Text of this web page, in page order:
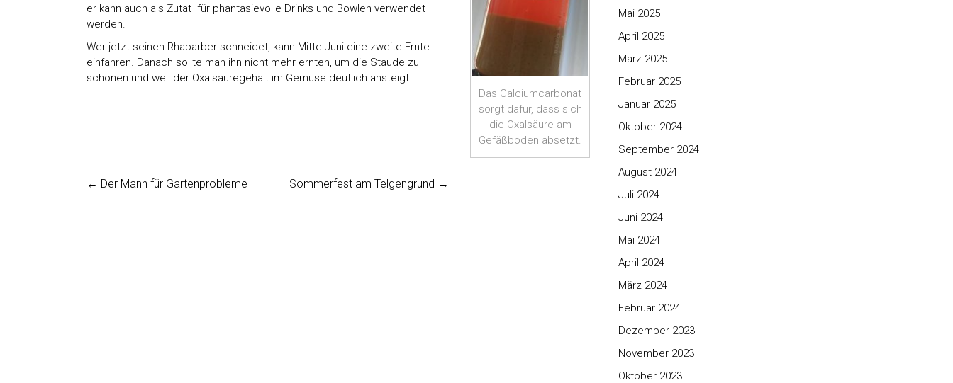
Das Calciumcarbonat
sorgt dafür, dass sich
die Oxalsäure am
Gefäßboden absetzt.
er kann auch als Zutat für phantasievolle Drinks und Bowlen verwendet
werden.
Wer jetzt seinen Rhabarber schneidet, kann Mitte Juni eine zweite Ernte
einfahren. Danach sollte man ihn nicht mehr ernten, um die Staude zu
schonen und weil der Oxalsäuregehalt im Gemüse deutlich ansteigt.
← Der Mann für Gartenprobleme Sommerfest am Telgengrund →
Mai 2025
April 2025
März 2025
Februar 2025
Januar 2025
Oktober 2024
September 2024
August 2024
Juli 2024
Juni 2024
Mai 2024
April 2024
März 2024
Februar 2024
Dezember 2023
November 2023
Oktober 2023